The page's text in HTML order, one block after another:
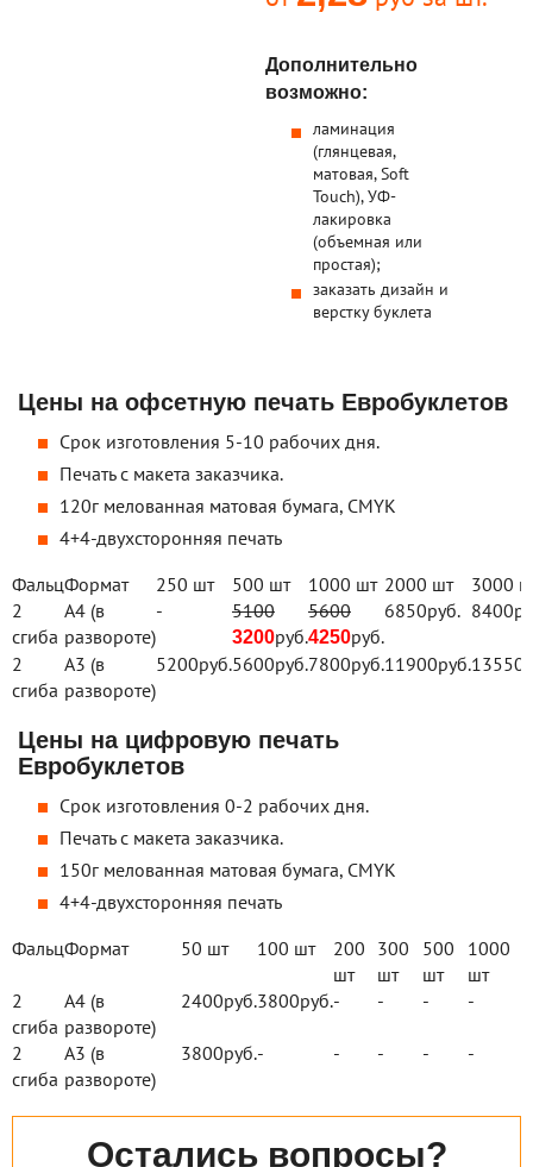
Дополнительно
возможно:
ламинация
(глянцевая,
матовая, Soft
Touch), УФ-
лакировка
(объемная или
простая);
заказать дизайн и
верстку буклета
Цены на офсетную печать Евробуклетов
Срок изготовления 5-10 рабочих дня.
Печать с макета заказчика.
120г мелованная матовая бумага, CMYK
4+4-двухсторонняя печать
ФальцФормат 250 шт 500 шт 1000 шт 2000 шт
3000
2
сгиба
А4 (в
развороте)
- 5100
3200руб.
5600
4250руб.
6850руб. 8400
2
сгиба
А3 (в
развороте)
5200руб.5600руб.7800руб.11900руб.13550
Цены на цифровую печать
Евробуклетов
Срок изготовления 0-2 рабочих дня.
Печать с макета заказчика.
150г мелованная матовая бумага, CMYK
4+4-двухсторонняя печать
ФальцФормат 50 шт 100 шт
200
шт
300
шт
500
шт
1000
шт
2
сгиба
А4 (в
развороте)
2400руб.3800руб.- - - -
2
сгиба
А3 (в
развороте)
3800руб.- - - - -
Остались вопросы?